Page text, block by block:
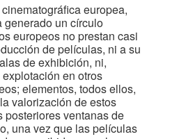
europea,
generado un círculo
europeos no prestan casi
de películas, ni a su
de exhibición, ni,
en otros
elementos, todos ellos,
valorización de estos
posteriores ventanas de
una vez que las películas